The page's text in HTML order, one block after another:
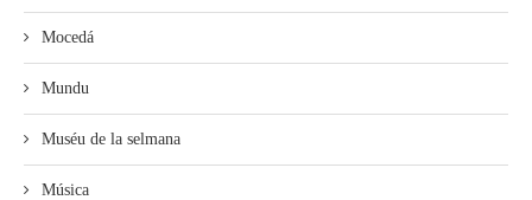
Mocedá
Mundu
Muséu de la selmana
Música